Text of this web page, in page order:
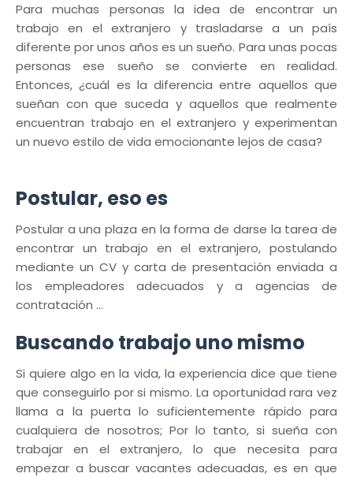
Para muchas personas la idea de encontrar un
trabajo en el extranjero y trasladarse a un país
diferente por unos años es un sueño. Para unas pocas
personas ese sueño se convierte en realidad.
Entonces, ¿cuál es la diferencia entre aquellos que
sueñan con que suceda y aquellos que realmente
encuentran trabajo en el extranjero y experimentan
un nuevo estilo de vida emocionante lejos de casa?
Postular, eso es
Postular a una plaza en la forma de darse la tarea de
encontrar un trabajo en el extranjero, postulando
mediante un CV y carta de presentación enviada a
los empleadores adecuados y a agencias de
contratación ...
Buscando trabajo uno mismo
Si quiere algo en la vida, la experiencia dice que tiene
que conseguirlo por si mismo. La oportunidad rara vez
llama a la puerta lo suficientemente rápido para
cualquiera de nosotros; Por lo tanto, si sueña con
trabajar en el extranjero, lo que necesita para
empezar a buscar vacantes adecuadas, es en que